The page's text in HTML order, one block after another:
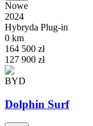
Nowe
2024
Hybryda Plug-in
0 km
164 500 zł
127 900 zł
BYD
Dolphin Surf